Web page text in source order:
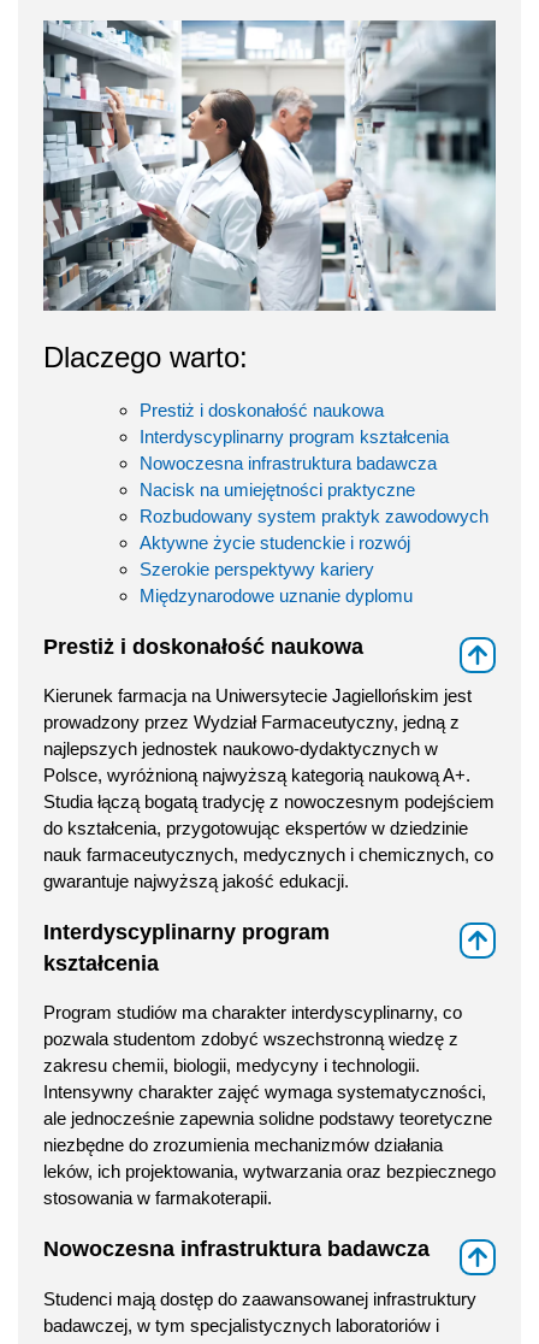
Dlaczego warto:
Prestiż i doskonałość naukowa
Interdyscyplinarny program kształcenia
Nowoczesna infrastruktura badawcza
Nacisk na umiejętności praktyczne
Rozbudowany system praktyk zawodowych
Aktywne życie studenckie i rozwój
Szerokie perspektywy kariery
Międzynarodowe uznanie dyplomu
Prestiż i doskonałość naukowa
Kierunek farmacja na Uniwersytecie Jagiellońskim jest
prowadzony przez Wydział Farmaceutyczny, jedną z
najlepszych jednostek naukowo-dydaktycznych w
Polsce, wyróżnioną najwyższą kategorią naukową A+.
Studia łączą bogatą tradycję z nowoczesnym podejściem
do kształcenia, przygotowując ekspertów w dziedzinie
nauk farmaceutycznych, medycznych i chemicznych, co
gwarantuje najwyższą jakość edukacji.
Interdyscyplinarny program
kształcenia
Program studiów ma charakter interdyscyplinarny, co
pozwala studentom zdobyć wszechstronną wiedzę z
zakresu chemii, biologii, medycyny i technologii.
Intensywny charakter zajęć wymaga systematyczności,
ale jednocześnie zapewnia solidne podstawy teoretyczne
niezbędne do zrozumienia mechanizmów działania
leków, ich projektowania, wytwarzania oraz bezpiecznego
stosowania w farmakoterapii.
Nowoczesna infrastruktura badawcza
Studenci mają dostęp do zaawansowanej infrastruktury
badawczej, w tym specjalistycznych laboratoriów i